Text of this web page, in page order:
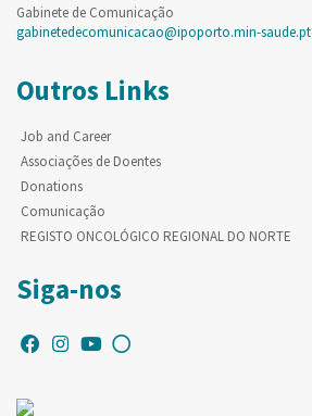
Gabinete de Comunicação
gabinetedecomunicacao@ipoporto.min-saude.pt
Outros Links
Job and Career
Associações de Doentes
Donations
Comunicação
REGISTO ONCOLÓGICO REGIONAL DO NORTE
Siga-nos